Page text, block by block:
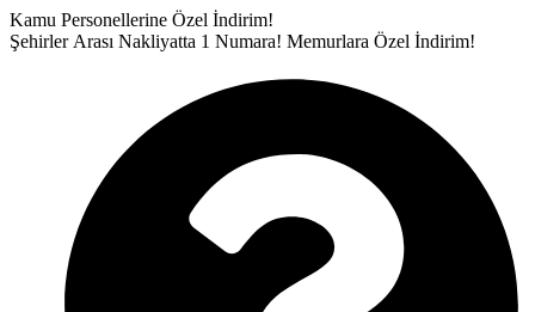
İçeriğe
atla
Kamu Personellerine Özel İndirim!
Şehirler Arası Nakliyatta 1 Numara! Memurlara Özel İndirim!